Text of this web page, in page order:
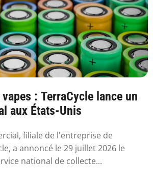
: TerraCycle lance un
aux États-Unis
filiale de l'entreprise de
a annoncé le 29 juillet 2026 le
national de collecte...